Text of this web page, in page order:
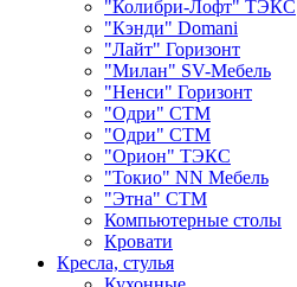
"Колибри-Лофт" ТЭКС
"Кэнди" Domani
"Лайт" Горизонт
"Милан" SV-Мебель
"Ненси" Горизонт
"Одри" СТМ
"Одри" СТМ
"Орион" ТЭКС
"Токио" NN Мебель
"Этна" СТМ
Компьютерные столы
Кровати
Кресла, стулья